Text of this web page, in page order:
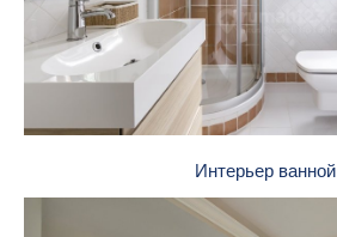
Интерьер ванной